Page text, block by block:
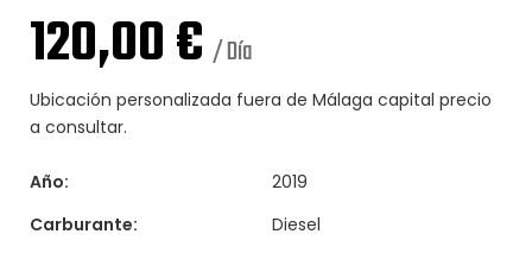
120,00€ / Día
Ubicación personalizada fuera de Málaga capital precio
a consultar.
Año:
2019
Carburante:
Diesel